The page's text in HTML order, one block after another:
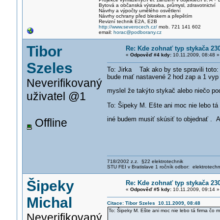
Bytová a občanská výstavba, průmysl, zdravotnictví
Návrhy a výpočty umělého osvětlení
Návrhy ochrany před bleskem a přepětím
Revizní technik E2A, E2B
http://www.severocech.cz/mob. 721 141 602
email: horac@podborany.cz
Tibor
Szeles
Neverifikovaný
uživatel @1
Offline
Re: Kde zohnať typ stykača
« Odpověď #4 kdy:10.11.2009, 08:48 »
To: Jirka Tak ako by ste spravili toto:
bude mať nastavené 2 hod zap a 1
myslel že takýto stykač alebo niečo
To: Šipeky M. Ešte ani moc nie lebo
iné budem musiť skúsiť to objednať .
718/2002 z.z. §22 elektrotechnik
STU FEI v Bratislave 1 ročník odbor:
Šipeky
Michal
Re: Kde zohnať typ stykača
« Odpověď #5 kdy:10.11.2009, 09:14 »
Citace: Tibor Szeles 10.11.2009, 08:48
To: Šipeky M. Ešte ani moc nie lebo tá firma